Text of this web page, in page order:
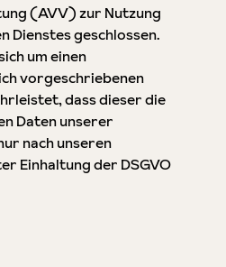
(AVV) zur Nutzung
Dienstes geschlossen.
um einen
vorgeschriebenen
dass dieser die
Daten unserer
nach unseren
Einhaltung der DSGVO